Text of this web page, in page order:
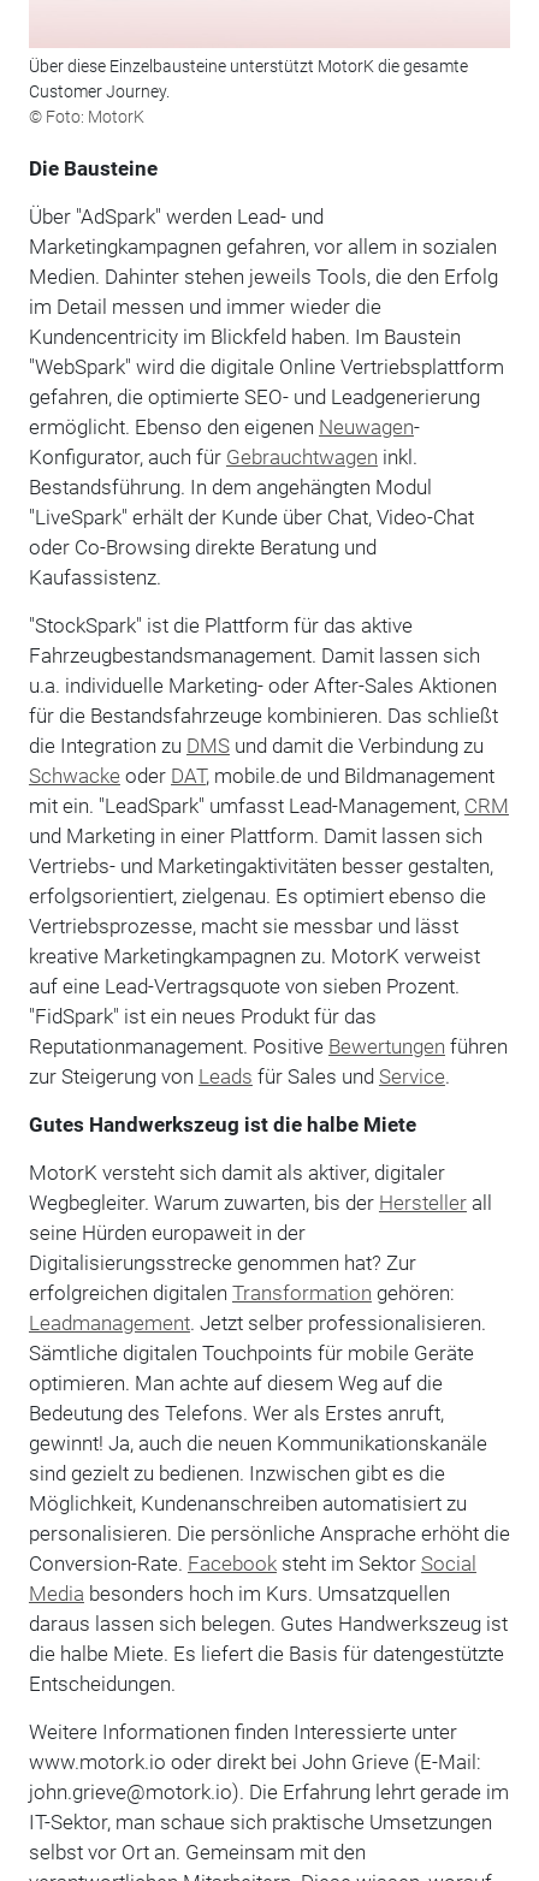
Über diese Einzelbausteine unterstützt MotorK die gesamte
Customer Journey.
© Foto: MotorK
Die Bausteine
Über "AdSpark" werden Lead- und
Marketingkampagnen gefahren, vor allem in sozialen
Medien. Dahinter stehen jeweils Tools, die den Erfolg
im Detail messen und immer wieder die
Kundencentricity im Blickfeld haben. Im Baustein
"WebSpark" wird die digitale Online Vertriebsplattform
gefahren, die optimierte SEO- und Leadgenerierung
ermöglicht. Ebenso den eigenen Neuwagen-
Konfigurator, auch für Gebrauchtwagen inkl.
Bestandsführung. In dem angehängten Modul
"LiveSpark" erhält der Kunde über Chat, Video-Chat
oder Co-Browsing direkte Beratung und
Kaufassistenz.
"StockSpark" ist die Plattform für das aktive
Fahrzeugbestandsmanagement. Damit lassen sich
u.a. individuelle Marketing- oder After-Sales Aktionen
für die Bestandsfahrzeuge kombinieren. Das schließt
die Integration zu DMSund damit die Verbindung zu
Schwacke oder DAT, mobile.de und Bildmanagement
mit ein. "LeadSpark" umfasst Lead-Management, CRM
und Marketing in einer Plattform. Damit lassen sich
Vertriebs- und Marketingaktivitäten besser gestalten,
erfolgsorientiert, zielgenau. Es optimiert ebenso die
Vertriebsprozesse, macht sie messbar und lässt
kreative Marketingkampagnen zu. MotorK verweist
auf eine Lead-Vertragsquote von sieben Prozent.
"FidSpark" ist ein neues Produkt für das
Reputationmanagement. Positive Bewertungen führen
zur Steigerung von Leads für Sales und Service.
Gutes Handwerkszeug ist die halbe Miete
MotorK versteht sich damit als aktiver, digitaler
Wegbegleiter. Warum zuwarten, bis der Herstellerall
seine Hürden europaweit in der
Digitalisierungsstrecke genommen hat? Zur
erfolgreichen digitalen Transformation gehören:
Leadmanagement. Jetzt selber professionalisieren.
Sämtliche digitalen Touchpoints für mobile Geräte
optimieren. Man achte auf diesem Weg auf die
Bedeutung des Telefons. Wer als Erstes anruft,
gewinnt! Ja, auch die neuen Kommunikationskanäle
sind gezielt zu bedienen. Inzwischen gibt es die
Möglichkeit, Kundenanschreiben automatisiert zu
personalisieren. Die persönliche Ansprache erhöht die
Conversion-Rate. Facebooksteht im Sektor Social
Media besonders hoch im Kurs. Umsatzquellen
daraus lassen sich belegen. Gutes Handwerkszeug ist
die halbe Miete. Es liefert die Basis für datengestützte
Entscheidungen.
Weitere Informationen finden Interessierte unter
www.motork.io oder direkt bei John Grieve (E-Mail:
john.grieve@motork.io). Die Erfahrung lehrt gerade im
IT-Sektor, man schaue sich praktische Umsetzungen
selbst vor Ort an. Gemeinsam mit den